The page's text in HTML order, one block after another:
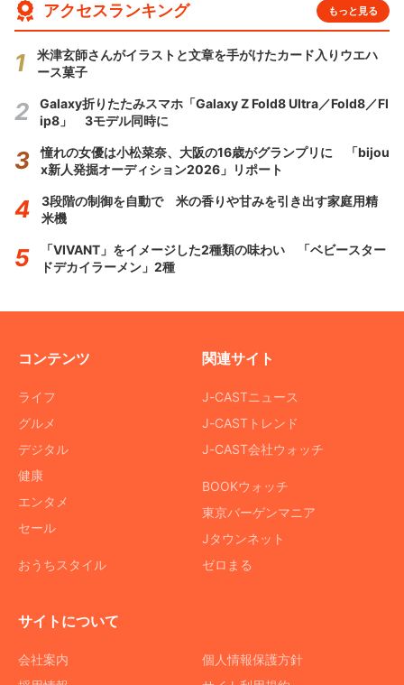
アクセスランキング もっと見る
米津玄師さんがイラストと文章を手がけたカード入りウエハ
ース菓子
Galaxy折りたたみスマホ「Galaxy Z Fold8 Ultra／Fold8／Fl
ip8」 3モデル同時に
憧れの女優は小松菜奈、大阪の16歳がグランプリに 「bijou
x新人発掘オーディション2026」リポート
3段階の制御を自動で 米の香りや甘みを引き出す家庭用精
米機
「VIVANT」をイメージした2種類の味わい 「ベビースター
ドデカイラーメン」2種
コンテンツ
ライフ
グルメ
デジタル
健康
エンタメ
セール
おうちスタイル
関連サイト
J-CASTニュース
J-CASTトレンド
J-CAST会社ウォッチ
BOOKウォッチ
東京バーゲンマニア
Jタウンネット
ゼロまる
サイトについて
会社案内
個人情報保護方針